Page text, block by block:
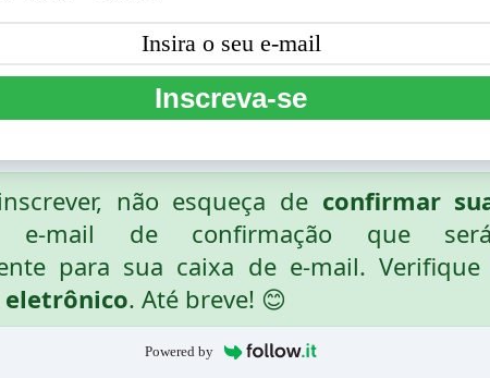
Inscreva-se
não esqueça de confirmar
e-mail de confirmação que
para sua caixa de e-mail.
. Até breve! 😊
Powered by